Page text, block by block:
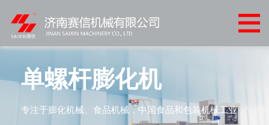
单螺杆膨化机
专注于膨化机械、食品机械，中国食品和包装机械工业